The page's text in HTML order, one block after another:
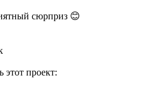
сюрприз 😊
проект: